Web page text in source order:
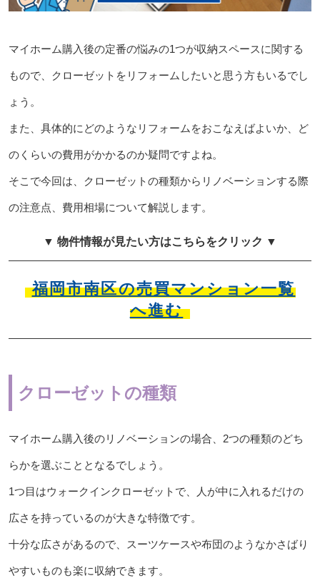
マイホーム購入後の定番の悩みの1つが収納スペースに関する
もので、クローゼットをリフォームしたいと思う方もいるでし
ょう。
また、具体的にどのようなリフォームをおこなえばよいか、ど
のくらいの費用がかかるのか疑問ですよね。
そこで今回は、クローゼットの種類からリノベーションする際
の注意点、費用相場について解説します。
▼ 物件情報が見たい方はこちらをクリック ▼
福岡市南区の売買マンション一覧
へ進む
クローゼットの種類
マイホーム購入後のリノベーションの場合、2つの種類のどち
らかを選ぶこととなるでしょう。
1つ目はウォークインクローゼットで、人が中に入れるだけの
広さを持っているのが大きな特徴です。
十分な広さがあるので、スーツケースや布団のようなかさばり
やすいものも楽に収納できます。